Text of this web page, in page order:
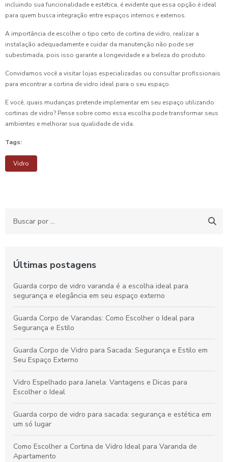
incluindo sua funcionalidade e estética, é evidente que essa opção é ideal
para quem busca integração entre espaços internos e externos.
A importância de escolher o tipo certo de cortina de vidro, realizar a
instalação adequadamente e cuidar da manutenção não pode ser
subestimada, pois isso garante a longevidade e a beleza do produto.
Convidamos você a visitar lojas especializadas ou consultar profissionais
para encontrar a cortina de vidro ideal para o seu espaço.
E você, quais mudanças pretende implementar em seu espaço utilizando
cortinas de vidro? Pense sobre como essa escolha pode transformar seus
ambientes e melhorar sua qualidade de vida.
Tags:
Vidro
Últimas postagens
Guarda corpo de vidro varanda é a escolha ideal para
segurança e elegância em seu espaço externo
Guarda Corpo de Varandas: Como Escolher o Ideal para
Segurança e Estilo
Guarda Corpo de Vidro para Sacada: Segurança e Estilo em
Seu Espaço Externo
Vidro Espelhado para Janela: Vantagens e Dicas para
Escolher o Ideal
Guarda corpo de vidro para sacada: segurança e estética em
um só lugar
Como Escolher a Cortina de Vidro Ideal para Varanda de
Apartamento